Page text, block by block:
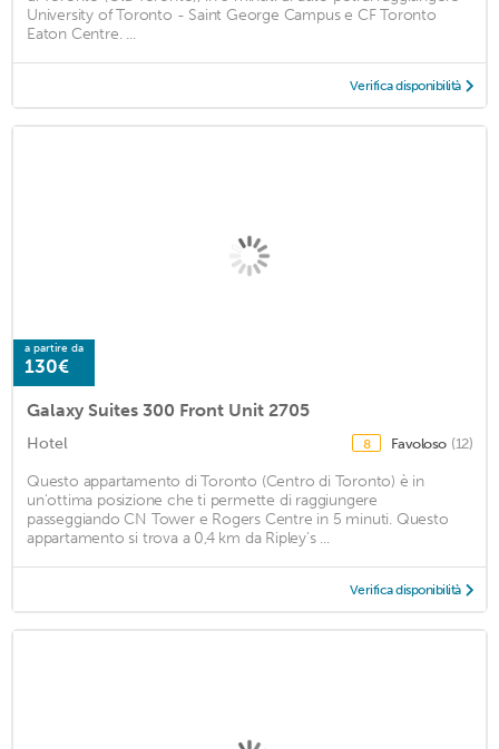
University of Toronto - Saint George Campus e CF Toronto
Eaton Centre. ...
Verifica disponibilità
a partire da
130€
Galaxy Suites 300 Front Unit 2705
Hotel 8 Favoloso (12)
Questo appartamento di Toronto (Centro di Toronto) è in
un'ottima posizione che ti permette di raggiungere
passeggiando CN Tower e Rogers Centre in 5 minuti. Questo
appartamento si trova a 0,4 km da Ripley's ...
Verifica disponibilità